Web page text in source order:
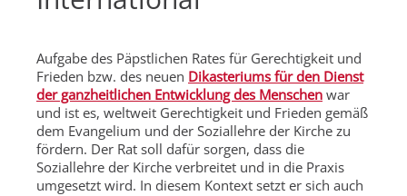
Aufgabe des Päpstlichen Rates für Gerechtigkeit und
Frieden bzw. des neuen Dikasteriums für den Dienst
der ganzheitlichen Entwicklung des Menschen war
und ist es, weltweit Gerechtigkeit und Frieden gemäß
dem Evangelium und der Soziallehre der Kirche zu
fördern. Der Rat soll dafür sorgen, dass die
Soziallehre der Kirche verbreitet und in die Praxis
umgesetzt wird. In diesem Kontext setzt er sich auch